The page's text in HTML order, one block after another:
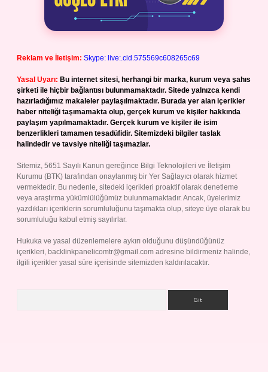
Reklam ve İletişim: Skype: live:.cid.575569c608265c69
Yasal Uyarı: Bu internet sitesi, herhangi bir marka, kurum veya şahıs
şirketi ile hiçbir bağlantısı bulunmamaktadır. Sitede yalnızca kendi
hazırladığımız makaleler paylaşılmaktadır. Burada yer alan içerikler
haber niteliği taşımamakta olup, gerçek kurum ve kişiler hakkında
paylaşım yapılmamaktadır. Gerçek kurum ve kişiler ile isim
benzerlikleri tamamen tesadüfidir. Sitemizdeki bilgiler taslak
halindedir ve tavsiye niteliği taşımazlar.
Sitemiz, 5651 Sayılı Kanun gereğince Bilgi Teknolojileri ve İletişim
Kurumu (BTK) tarafından onaylanmış bir Yer Sağlayıcı olarak hizmet
vermektedir. Bu nedenle, sitedeki içerikleri proaktif olarak denetleme
veya araştırma yükümlülüğümüz bulunmamaktadır. Ancak, üyelerimiz
yazdıkları içeriklerin sorumluluğunu taşımakta olup, siteye üye olarak bu
sorumluluğu kabul etmiş sayılırlar.
Hukuka ve yasal düzenlemelere aykırı olduğunu düşündüğünüz
içerikleri, backlinkpanelicomtr@gmail.com adresine bildirmeniz halinde,
ilgili içerikler yasal süre içerisinde sitemizden kaldırılacaktır.